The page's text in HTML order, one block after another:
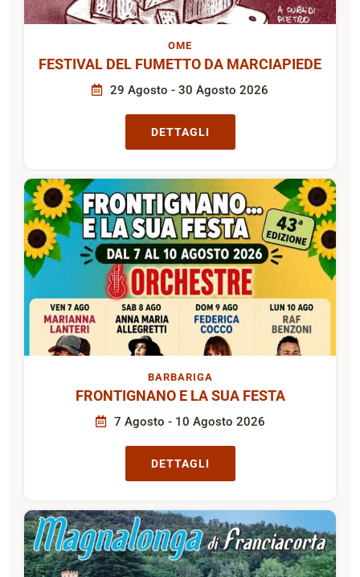
OME
FESTIVAL DEL FUMETTO DA MARCIAPIEDE
29 Agosto - 30 Agosto 2026
DETTAGLI
BARBARIGA
FRONTIGNANO E LA SUA FESTA
7 Agosto - 10 Agosto 2026
DETTAGLI